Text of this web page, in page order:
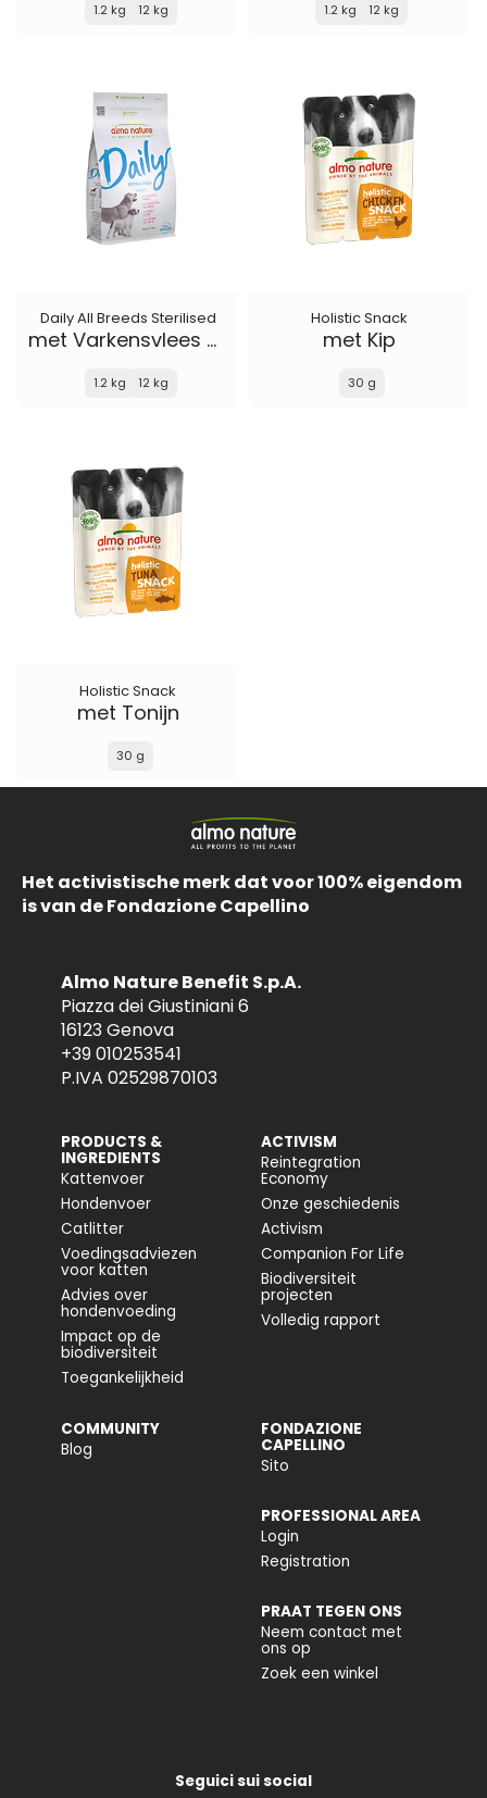
1.2 kg 12 kg 1.2 kg 12 kg
Daily All Breeds Sterilised
met Varkensvlees en Rijst
1.2 kg 12 kg
Holistic Snack
met Kip
30 g
Holistic Snack
met Tonijn
30 g
Het activistische merk dat voor 100% eigendom
is van de Fondazione Capellino
Almo Nature Benefit S.p.A.
Piazza dei Giustiniani 6
16123 Genova
+39 010253541
P.IVA 02529870103
PRODUCTS &
INGREDIENTS
Kattenvoer
Hondenvoer
Catlitter
Voedingsadviezen
voor katten
Advies over
hondenvoeding
Impact op de
biodiversiteit
Toegankelijkheid
ACTIVISM
Reintegration
Economy
Onze geschiedenis
Activism
Companion For Life
Biodiversiteit
projecten
Volledig rapport
COMMUNITY
Blog
FONDAZIONE
CAPELLINO
Sito
PROFESSIONAL AREA
Login
Registration
PRAAT TEGEN ONS
Neem contact met
ons op
Zoek een winkel
Seguici sui social